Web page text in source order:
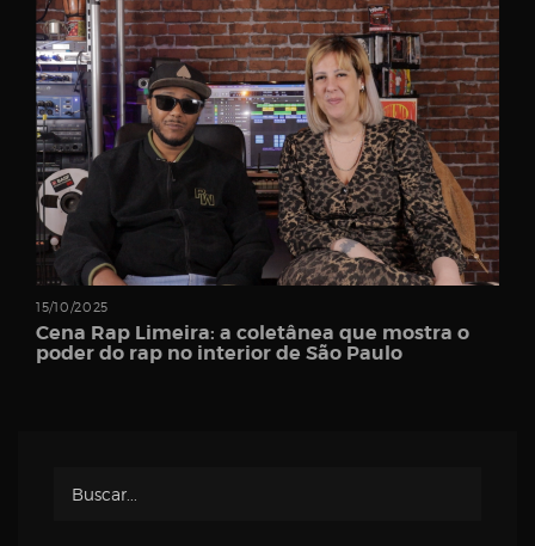
Password
Remember
15/10/2025
Cena Rap Limeira: a coletânea que mostra o
poder do rap no interior de São Paulo